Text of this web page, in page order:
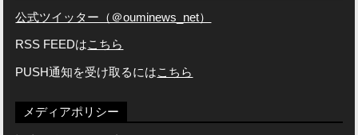
公式ツイッター（＠ouminews_net）
RSS FEEDはこちら
PUSH通知を受け取るにはこちら
メディアポリシー